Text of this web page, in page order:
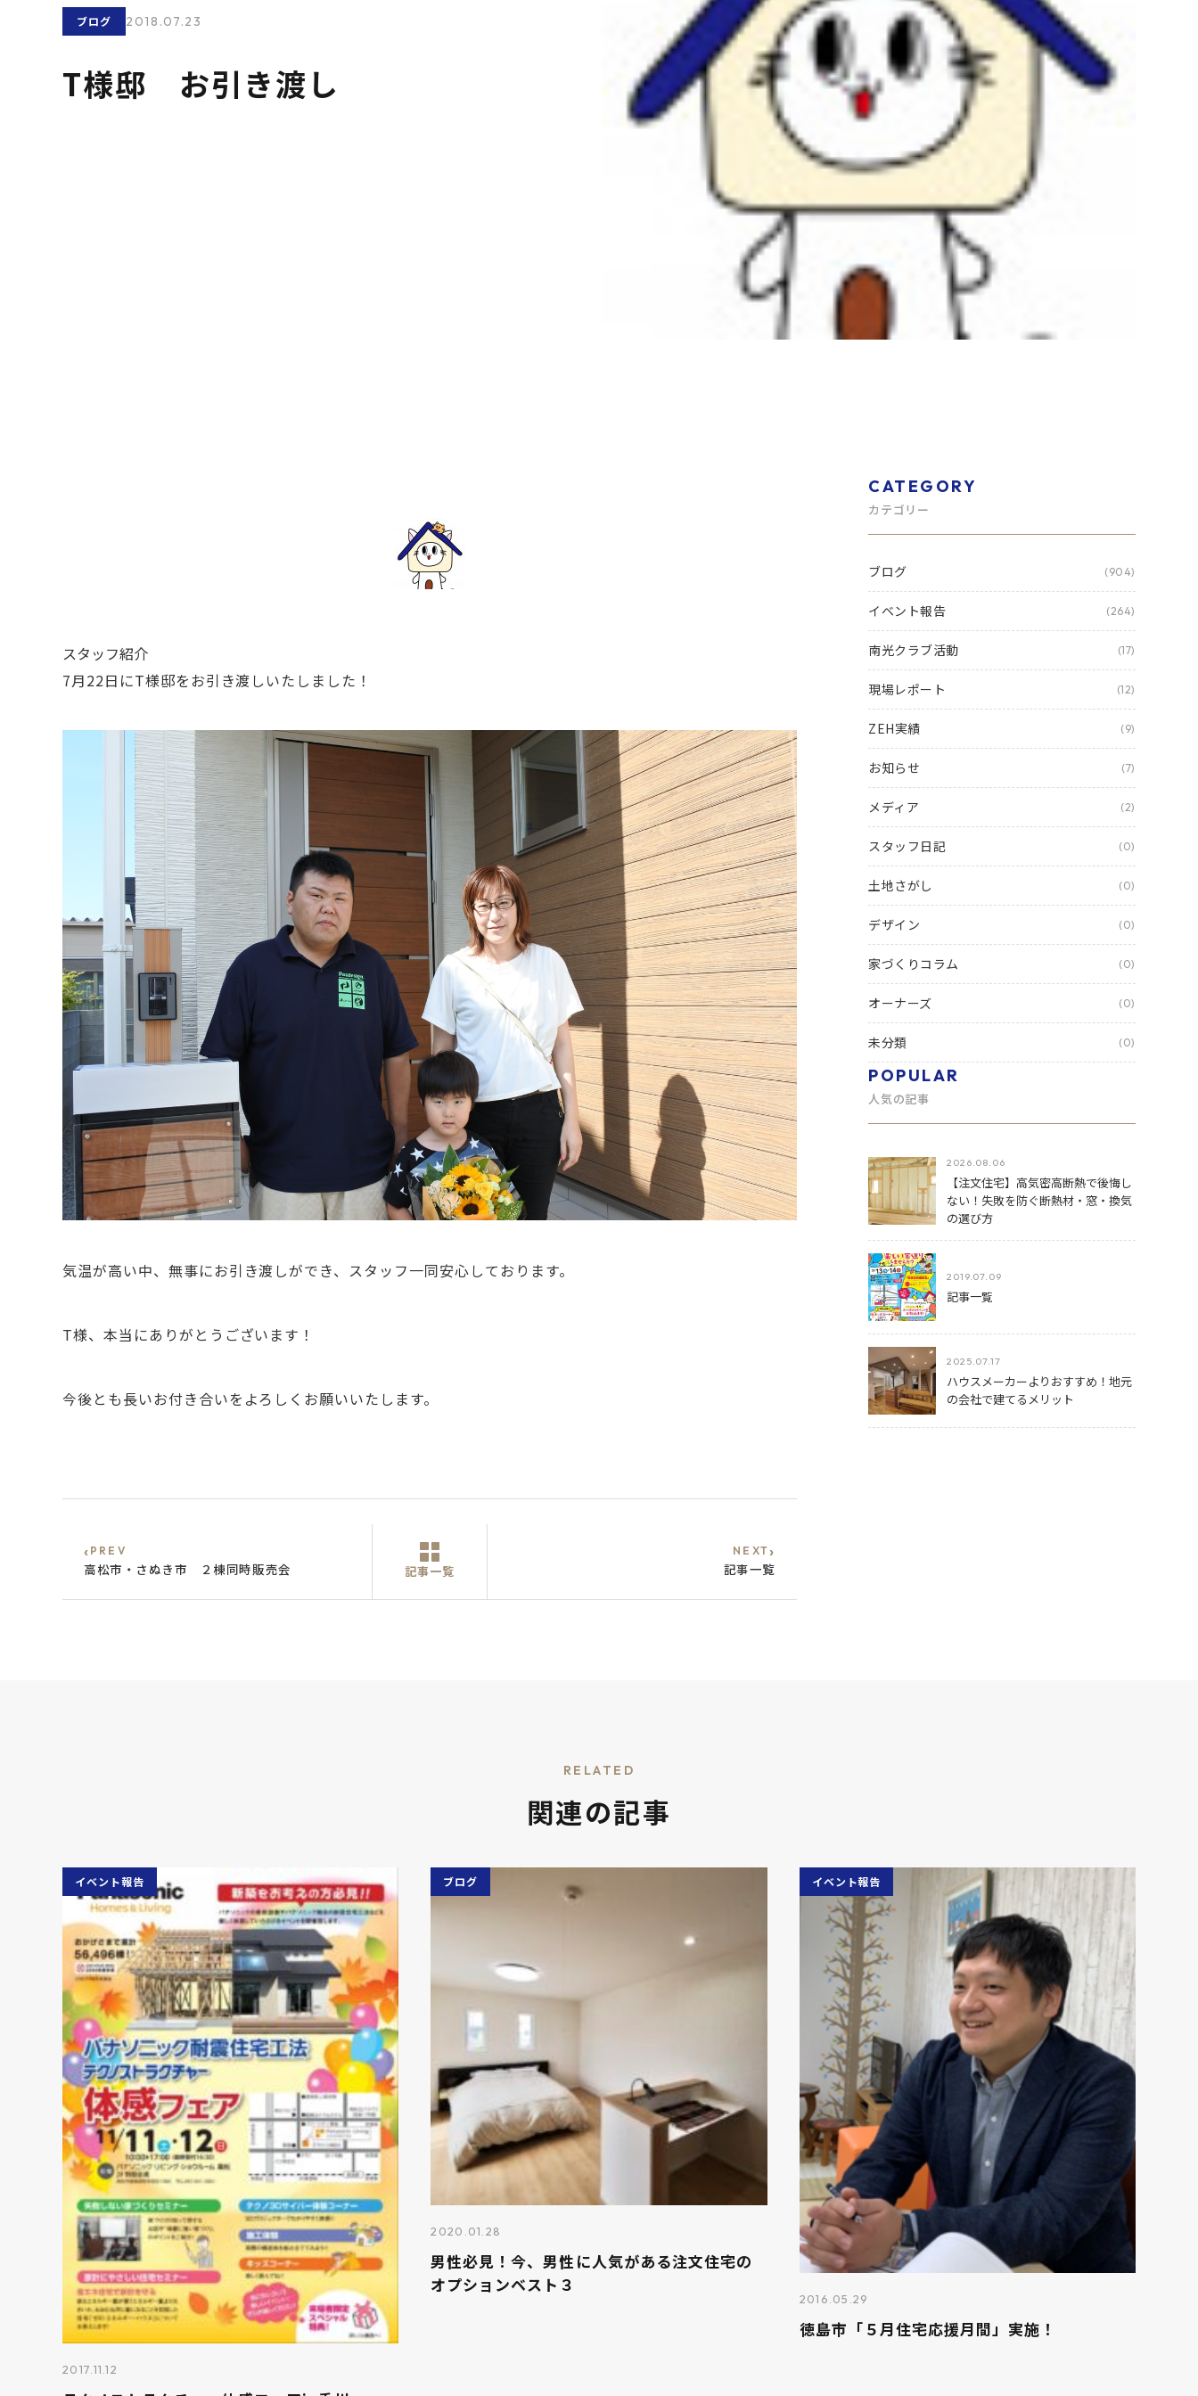
ブログ 2018.07.23
T様邸 お引き渡し
スタッフ紹介
7月22日にT様邸をお引き渡しいたしました！
気温が高い中、無事にお引き渡しができ、スタッフ一同安心しております。
T様、本当にありがとうございます！
今後とも長いお付き合いをよろしくお願いいたします。
‹ PREV
高松市・さぬき市 ２棟同時販売会 記事一覧
NEXT›
記事一覧
CATEGORY
カテゴリー
ブログ (904)
イベント報告 (264)
南光クラブ活動 (17)
現場レポート (12)
ZEH実績 (9)
お知らせ (7)
メディア (2)
スタッフ日記 (0)
土地さがし (0)
デザイン (0)
家づくりコラム (0)
オーナーズ (0)
未分類 (0)
POPULAR
人気の記事
2026.08.06
【注文住宅】高気密高断熱で後悔し
ない！失敗を防ぐ断熱材・窓・換気
の選び方
2019.07.09
記事一覧
2025.07.17
ハウスメーカーよりおすすめ！地元
の会社で建てるメリット
RELATED
関連の記事
イベント報告
2017.11.12
ブログ
2020.01.28
男性必見！今、男性に人気がある注文住宅の
オプションベスト３
イベント報告
2016.05.29
徳島市「５月住宅応援月間」実施！